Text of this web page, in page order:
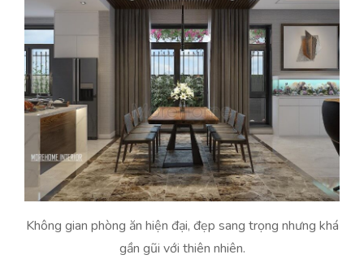
Không gian phòng ăn hiện đại, đẹp sang trọng nhưng khá
gần gũi với thiên nhiên.